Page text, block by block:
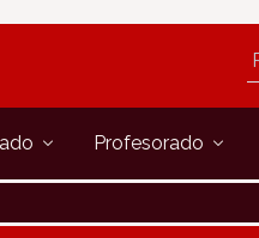
Profesorado